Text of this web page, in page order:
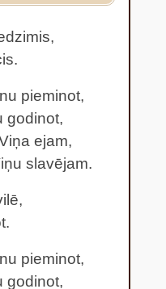
pieminot,
godinot,
ejam,
slavējam.
pieminot,
godinot,